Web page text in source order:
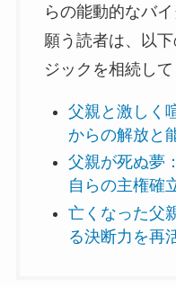
らの能動的なバ
願う読者は、以
ジックを相続して
父親と激しく
からの解放と
父親が死ぬ夢
自らの主権確
亡くなった父
る決断力を再